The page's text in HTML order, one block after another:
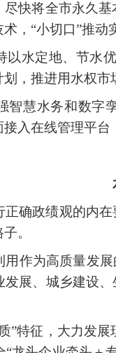
快将全市永久
，“小切口”推
以水定地、节水
，推进用水权市
智慧水务和数字
入在线管理平台
确政绩观的内
。
作为高质量发
展、城乡建设
”特征，大力发